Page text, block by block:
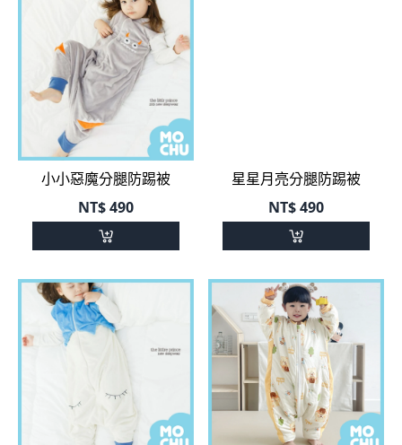
小小惡魔分腿防踢被
NT$490
長長睫毛分腿防踢被
蜂蜜熊分腿防踢被